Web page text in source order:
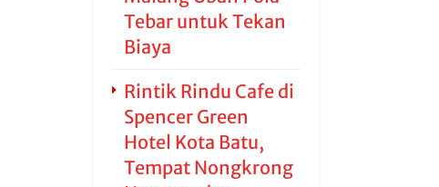
Tebar untuk Tekan
Biaya
Rintik Rindu Cafe di
Spencer Green
Hotel Kota Batu,
Tempat Nongkrong